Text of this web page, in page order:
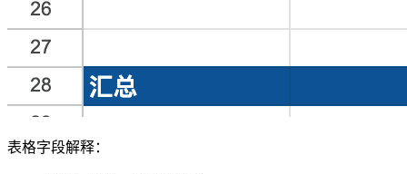
表格字段解释：